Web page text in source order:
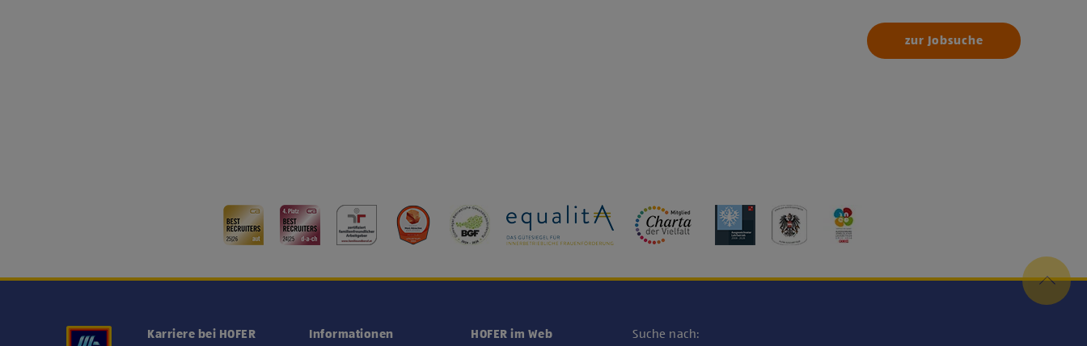
zur Jobsuche
Karriere bei HOFER Informationen HOFER im Web Suche nach: